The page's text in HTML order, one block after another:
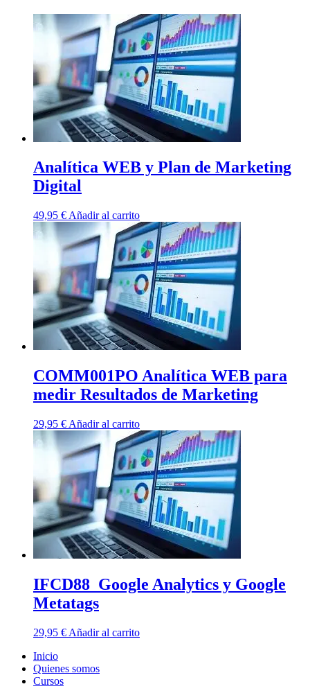
Analítica WEB y Plan de Marketing
Digital
49,95 € Añadir al carrito
COMM001PO Analítica WEB para
medir Resultados de Marketing
29,95 € Añadir al carrito
IFCD88_Google Analytics y Google
Metatags
29,95 € Añadir al carrito
Inicio
Quienes somos
Cursos